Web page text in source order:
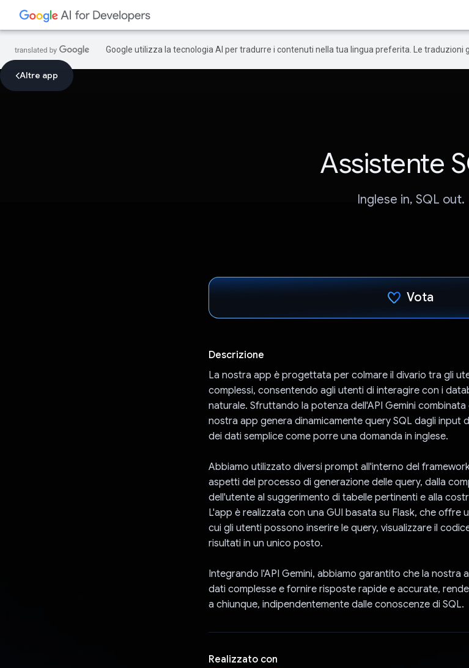
Google utilizza la tecnologia AI per tradurre i contenuti nella tua lingua preferita. Le traduzioni
Altre app
Assistente
Inglese in, SQL out.
Vota
Descrizione
La nostra app è progettata per colmare il divario tra gli
complessi, consentendo agli utenti di interagire con i
naturale. Sfruttando la potenza dell'API Gemini
nostra app genera dinamicamente query SQL dagli input
dei dati semplice come porre una domanda in inglese.
Abbiamo utilizzato diversi prompt all'interno del
aspetti del processo di generazione delle query, dalla
dell'utente al suggerimento di tabelle pertinenti e alla
L'app è realizzata con una GUI basata su Flask, che offre
cui gli utenti possono inserire le query, visualizzare il
risultati in un unico posto.
Integrando l'API Gemini, abbiamo garantito che la nostra
dati complesse e fornire risposte rapide e accurate,
a chiunque, indipendentemente dalle conoscenze di SQL.
Realizzato con